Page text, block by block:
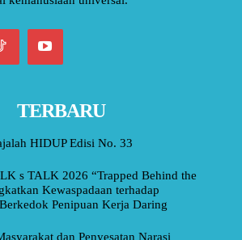
TERBARU
HIDUP Edisi No. 33
s TALK 2026 “Trapped Behind the
Kewaspadaan terhadap
Penipuan Kerja Daring
dan Penyesatan Narasi